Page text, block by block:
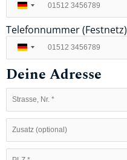
Deutschland
+49
Telefonnummer (Festnetz)
Deutschland
+49
Deine Adresse